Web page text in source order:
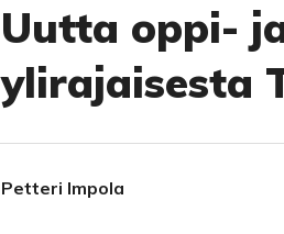
Uutta oppi-
ylirajaisesta
Petteri Impola